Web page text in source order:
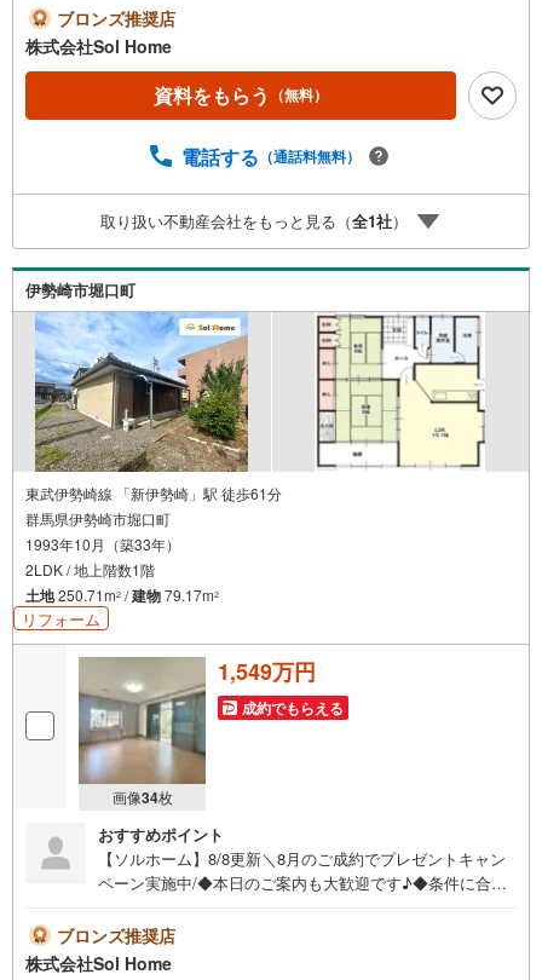
欲しい、ローン相談をしたい、小さな疑問なども大歓迎で
す♪》＝＝＝＝＝＝＝＝＝＝＝＝＝＝＝＝＝＝＝＝＝＝＝
時間はお電話が繋がりやすくなっております。ぜひお気軽
にご連絡下さい！現地を見学される場合は「室内・現地を
だけますとスムーズにご案内が可能です。＝＝＝＝＝＝＝
ブロンズ推奨店
株式会社Sol Home
資料をもらう （無料）
電話する （通話料無料）
取り扱い不動産会社をもっと見る（全1社）
伊勢崎市堀口町
東武伊勢崎線 「新伊勢崎」駅 徒歩61分
群馬県伊勢崎市堀口町
1993年10月（築33年）
2LDK / 地上階数1階
土地250.71m2 /建物79.17m2
リフォーム
画像34枚
1,549万円
成約でもらえる
おすすめポイント
【ソルホーム】8/8更新＼8月のご成約でプレゼントキャン
ペーン実施中/◆本日のご案内も大歓迎です♪◆条件に合っ
欲しい、ローン相談をしたい、小さな疑問なども大歓迎で
す♪》＝＝＝＝＝＝＝＝＝＝＝＝＝＝＝＝＝＝＝＝＝＝＝
ブロンズ推奨店
株式会社Sol Home